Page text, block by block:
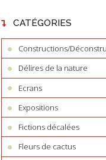
CATÉGORIES
Constructions/
Délires de la nature
Ecrans
Expositions
Fictions décalées
Fleurs de cactus